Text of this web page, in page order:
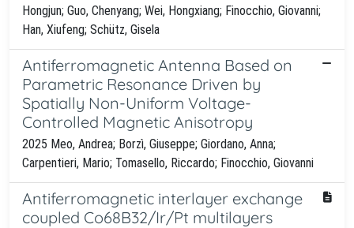
Hongjun; Guo, Chenyang; Wei, Hongxiang; Finocchio, Giovanni;
Han, Xiufeng; Schütz, Gisela
Antiferromagnetic Antenna Based on
Parametric Resonance Driven by
Spatially Non-Uniform Voltage-
Controlled Magnetic Anisotropy
2025 Meo, Andrea; Borzì, Giuseppe; Giordano, Anna;
Carpentieri, Mario; Tomasello, Riccardo; Finocchio, Giovanni
Antiferromagnetic interlayer exchange
coupled Co68B32/Ir/Pt multilayers